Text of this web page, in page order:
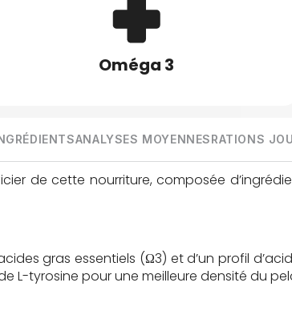
Oméga 3
ANALYSES MOYENNESRATIONS
de cette nourriture, composée
gras essentiels (Ω3) et d’un profil
tyrosine pour une meilleure densité du